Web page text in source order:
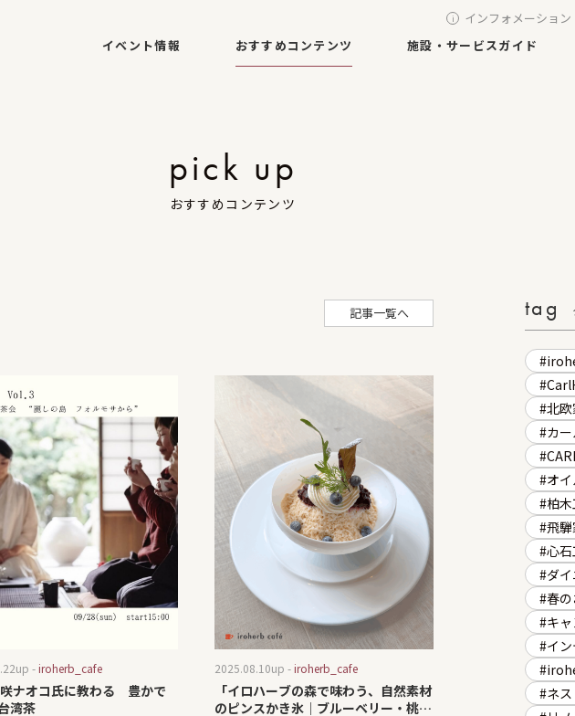
インフォメーション
イベント情報
おすすめコンテンツ 施設・サービスガイド
pick up
おすすめコンテンツ
記事一覧へ
ナオコ氏に教わる 豊かで
湾茶
up -iroherb_cafe
「イロハーブの森で味わう、自然素材
のピンスかき氷｜ブルーベリー・桃・
2025.08.10up -iroherb_cafe
tag
北
カ
オ
柏木
飛
心
ダ
春
キ
イ
ネ